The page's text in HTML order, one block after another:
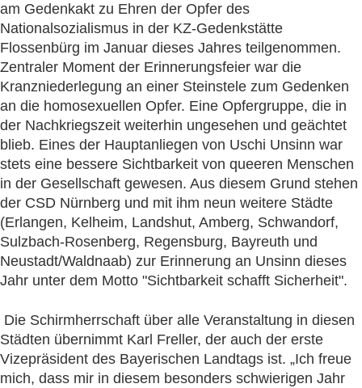
am Gedenkakt zu Ehren der Opfer des
Nationalsozialismus in der KZ-Gedenkstätte
Flossenbürg im Januar dieses Jahres teilgenommen.
Zentraler Moment der Erinnerungsfeier war die
Kranzniederlegung an einer Steinstele zum Gedenken
an die homosexuellen Opfer. Eine Opfergruppe, die in
der Nachkriegszeit weiterhin ungesehen und geächtet
blieb. Eines der Hauptanliegen von Uschi Unsinn war
stets eine bessere Sichtbarkeit von queeren Menschen
in der Gesellschaft gewesen. Aus diesem Grund stehen
der CSD Nürnberg und mit ihm neun weitere Städte
(Erlangen, Kelheim, Landshut, Amberg, Schwandorf,
Sulzbach-Rosenberg, Regensburg, Bayreuth und
Neustadt/Waldnaab) zur Erinnerung an Unsinn dieses
Jahr unter dem Motto "Sichtbarkeit schafft Sicherheit".
Die Schirmherrschaft über alle Veranstaltung in diesen
Städten übernimmt Karl Freller, der auch der erste
Vizepräsident des Bayerischen Landtags ist. „Ich freue
mich, dass mir in diesem besonders schwierigen Jahr